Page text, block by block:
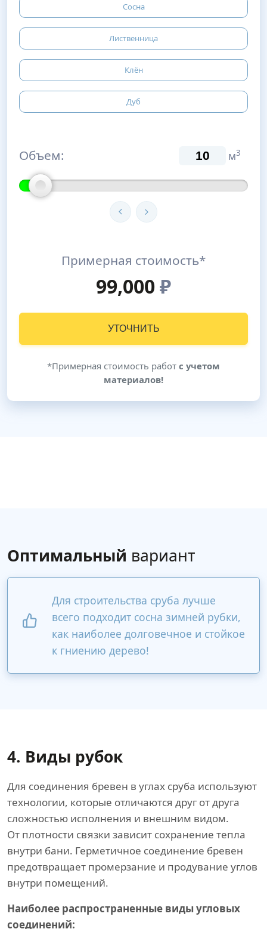
Сосна
Лиственница
Клён
Дуб
Объем: м3
Примерная стоимость*
99,000₽
УТОЧНИТЬ
*Примерная стоимость работ с учетом
материалов!
Оптимальный вариант
Для строительства сруба лучше
всего подходит сосна зимней рубки,
как наиболее долговечное и стойкое
к гниению дерево!
4. Виды рубок
Для соединения бревен в углах сруба используют
технологии, которые отличаются друг от друга
сложностью исполнения и внешним видом.
От плотности связки зависит сохранение тепла
внутри бани. Герметичное соединение бревен
предотвращает промерзание и продувание углов
внутри помещений.
Наиболее распространенные виды угловых
соединений: